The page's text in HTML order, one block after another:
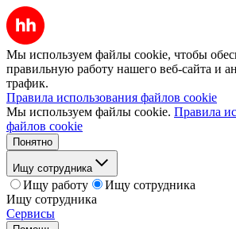
Мы используем файлы cookie, чтобы
правильную работу нашего веб-сайта и
трафик.
Правила использования файлов cookie
Мы используем файлы cookie. Правила
файлов cookie
Понятно
Ищу сотрудника
Ищу работу
Ищу сотрудника
Ищу сотрудника
Сервисы